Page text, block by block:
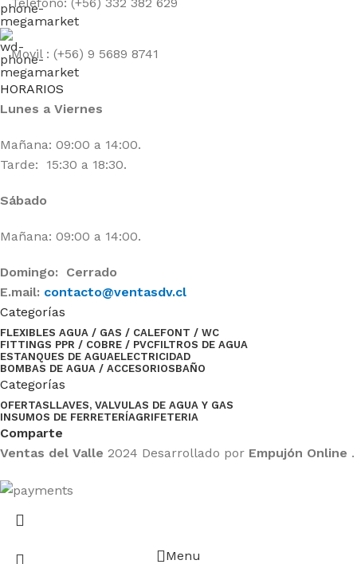
Movil : (+56) 9 5689 8741
HORARIOS
Lunes a Viernes
Mañana: 09:00 a 14:00.
Tarde: 15:30 a 18:30.
Sábado
Mañana: 09:00 a 14:00.
Domingo: Cerrado
E.mail: contacto@ventasdv.cl
Categorías
FLEXIBLES AGUA / GAS / CALEFONT / WC
FITTINGS PPR / COBRE / PVCFILTROS DE AGUA
ESTANQUES DE AGUAELECTRICIDAD
BOMBAS DE AGUA / ACCESORIOSBAÑO
Categorías
OFERTASLLAVES, VALVULAS DE AGUA Y GAS
INSUMOS DE FERRETERÍAGRIFETERIA
Comparte
Ventas del Valle 2024 Desarrollado por Empujón Online .
Menu